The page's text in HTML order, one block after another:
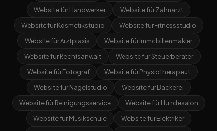
Website für Handwerker
Website für Zahnarzt
Website für Kosmetikstudio
Website für Fitnessstudio
Website für Arztpraxis
Website für Immobilienmakler
Website für Rechtsanwalt
Website für Steuerberater
Website für Fotograf
Website für Physiotherapeut
Website für Nagelstudio
Website für Bäckerei
Website für Reinigungsservice
Website für Hundesalon
Website für Musikschule
Website für Elektriker